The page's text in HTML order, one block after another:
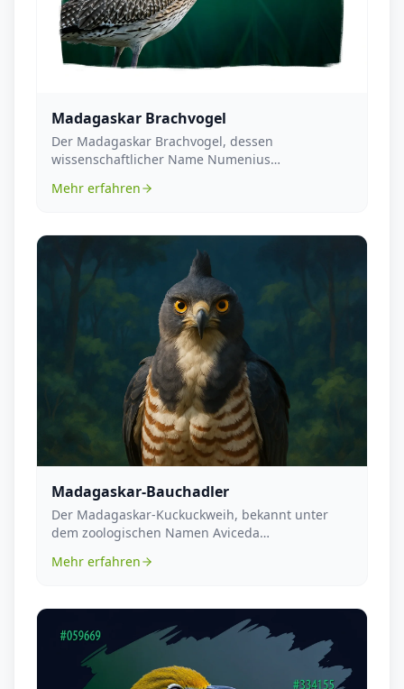
Madagaskar Brachvogel
Der Madagaskar Brachvogel, dessen
wissenschaftlicher Name Numenius
Mehr erfahren
Madagaskar-Bauchadler
Der Madagaskar-Kuckuckweih, bekannt unter
dem zoologischen Namen Aviceda
Mehr erfahren